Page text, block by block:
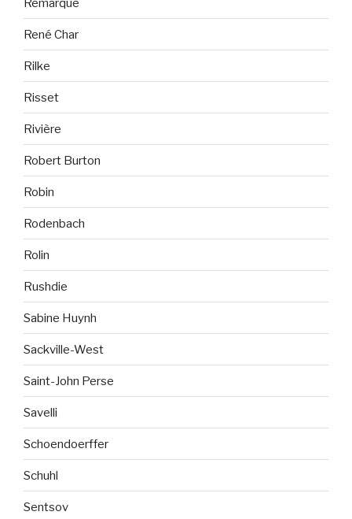
Remarque
René Char
Rilke
Risset
Rivière
Robert Burton
Robin
Rodenbach
Rolin
Rushdie
Sabine Huynh
Sackville-West
Saint-John Perse
Savelli
Schoendoerffer
Schuhl
Sentsov